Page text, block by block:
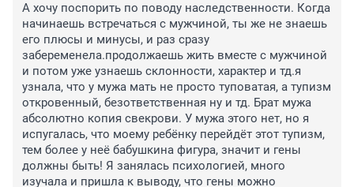
А хочу поспорить по поводу наследственности. Когда
начинаешь встречаться с мужчиной, ты же не знаешь
его плюсы и минусы, и раз сразу
забеременела.продолжаешь жить вместе с мужчиной
и потом уже узнаешь склонности, характер и тд.я
узнала, что у мужа мать не просто туповатая, а тупизм
откровенный, безответственная ну и тд. Брат мужа
абсолютно копия свекрови. У мужа этого нет, но я
испугалась, что моему ребёнку перейдёт этот тупизм,
тем более у неё бабушкина фигура, значит и гены
должны быть! Я занялась психологией, много
изучала и пришла к выводу, что гены можно